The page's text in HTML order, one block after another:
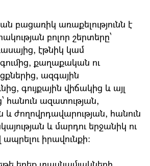
բացառիկ առաքելությունն է
բոլոր շերտերը՝
էթնիկ կամ
քաղաքական ու
ազգային
գույքային վիճակից և այլ
հանուն ազատության,
ժողովրդավարության, հանուն
և մարդու երջանիկ ու
իրավունքի: